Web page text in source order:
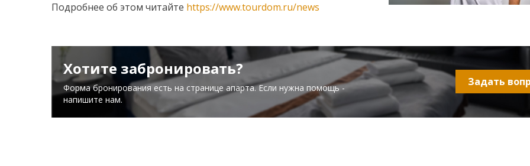
Подробнее об этом читайте https://www.tourdom.ru/news
Хотите забронировать?
Форма бронирования есть на странице апарта. Если нужна помощь -
напишите нам.
Задать